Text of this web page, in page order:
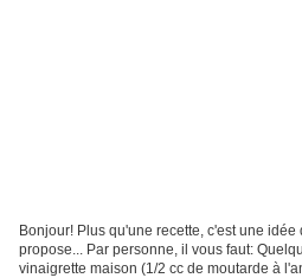
Bonjour! Plus qu'une recette, c'est une
propose... Par personne, il vous faut:
vinaigrette maison (1/2 cc de moutarde à